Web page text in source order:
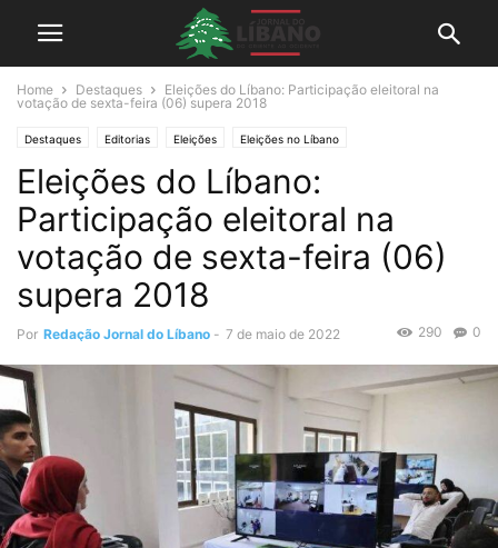
Home Destaques
Eleições do Líbano: Participação eleitoral na
votação de sexta-feira (06) supera 2018
Destaques Editorias Eleições Eleições no Líbano
Eleições do Líbano:
Participação eleitoral na
votação de sexta-feira (06)
supera 2018
Por Redação Jornal do Líbano - 7 de maio de 2022 0
290